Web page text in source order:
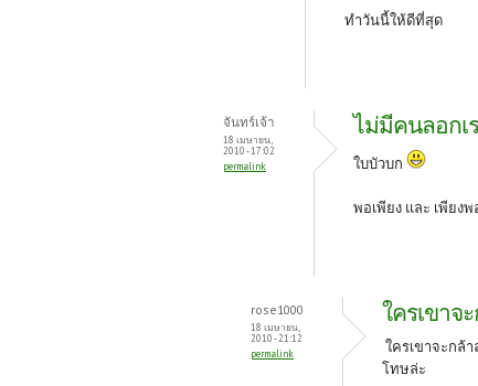
ทำวันนี้ให้ดีที่สุด
จันทร์เจ้า
18 เมษายน,
2010 - 17:02
permalink
ไม่มีคนลอกเ
ใบบัวบก
พอเพียง และ เพียงพ
rose1000
18 เมษายน,
2010 - 21:12
permalink
ใครเขาจ
ใครเขาจะกล้
โทษล่ะ